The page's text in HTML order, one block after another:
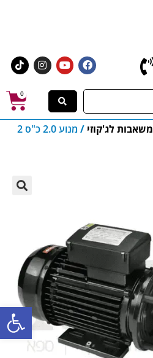
פתח סרגל נגישות
0
משאבות לג'קוזי /
מנוע 2.0 כ"ס 2